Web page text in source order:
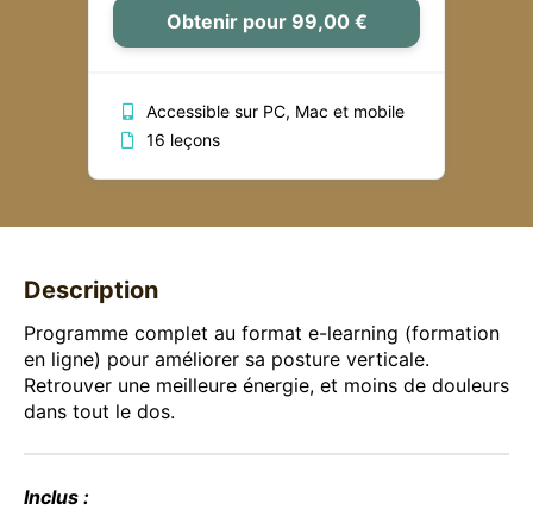
Obtenir pour 99,00 €
Accessible sur PC, Mac et mobile
16 leçons
Description
Programme complet au format e-learning (formation
en ligne) pour améliorer sa posture verticale.
Retrouver une meilleure énergie, et moins de douleurs
dans tout le dos.
Inclus :